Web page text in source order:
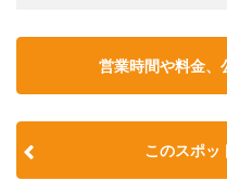
営業時間や料金、
このスポッ